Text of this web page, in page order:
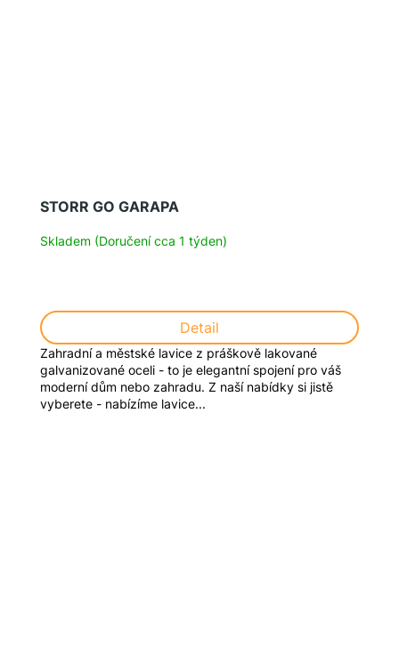
STORR GO GARAPA
Skladem (Doručení cca 1 týden)
Detail
Zahradní a městské lavice z práškově lakované
galvanizované oceli - to je elegantní spojení pro váš
moderní dům nebo zahradu. Z naší nabídky si jistě
vyberete - nabízíme lavice...